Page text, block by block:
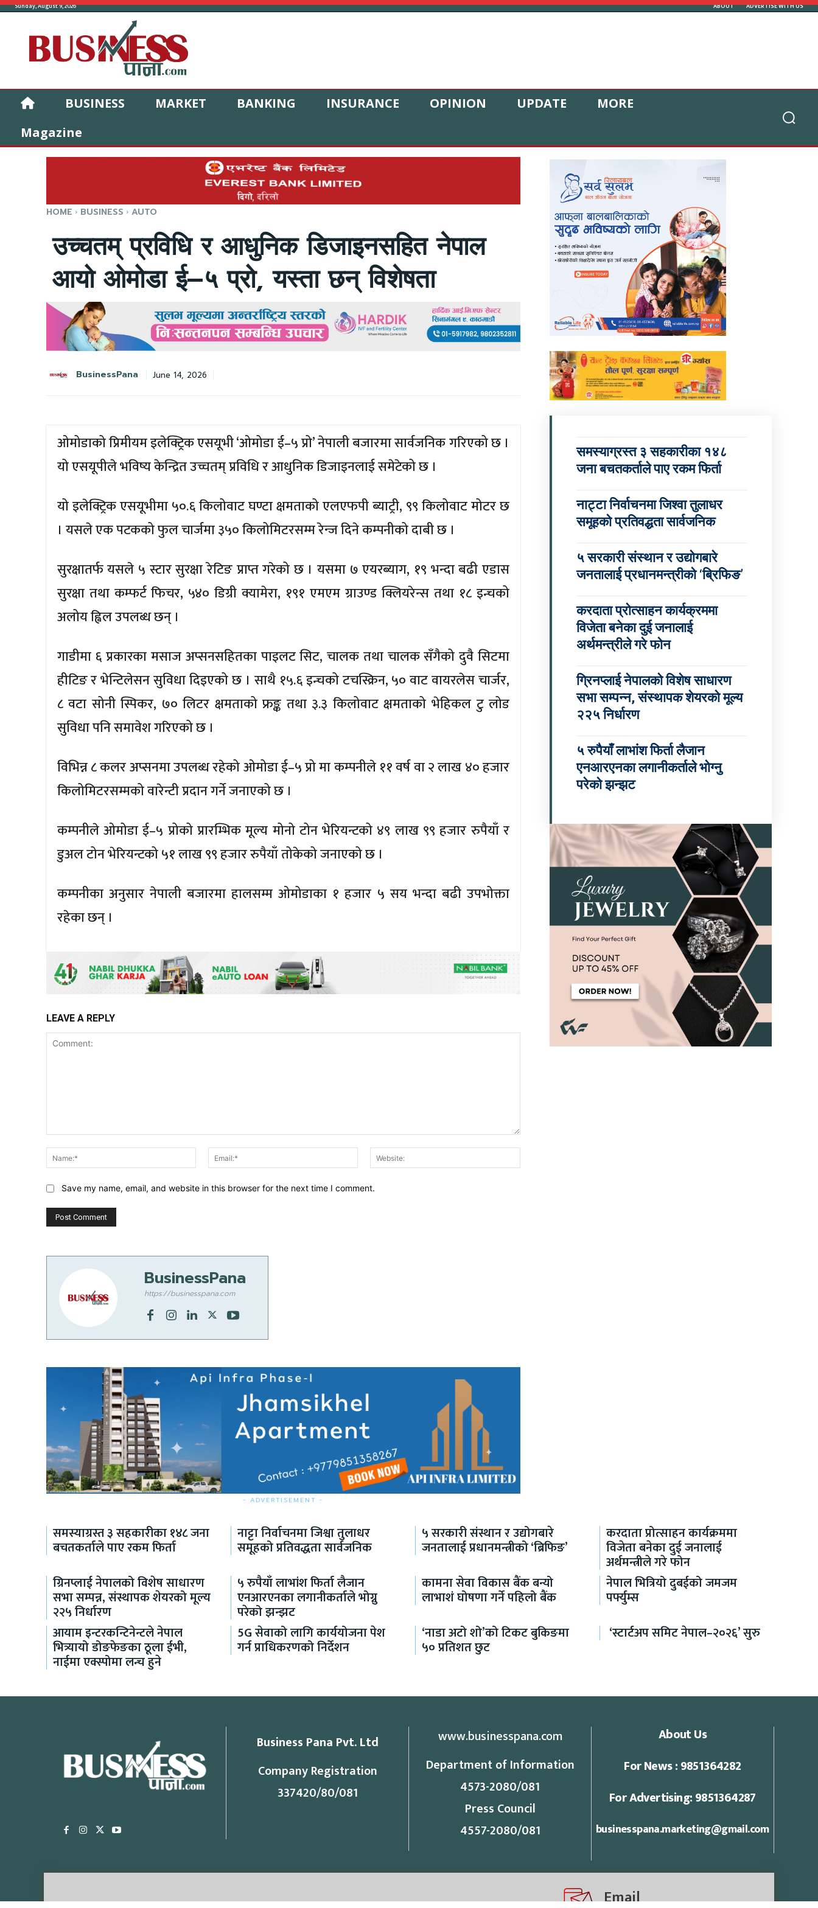
Sunday, August 9, 2026 ABOUT ADVERTISE WITH US
BUSINESS MARKET BANKING INSURANCE OPINION UPDATE
MORE
Magazine
HOME BUSINESS AUTO
उच्चतम् प्रविधि र आधुनिक डिजाइनसहित नेपाल
आयो ओमोडा ई–५ प्रो, यस्ता छन् विशेषता
BusinessPana June 14, 2026
ओमोडाको प्रिमीयम इलेक्ट्रिक एसयूभी ‘ओमोडा ई–५ प्रो’ नेपाली बजारमा सार्वजनिक गरिएको छ ।
यो एसयूपीले भविष्य केन्द्रित उच्चतम् प्रविधि र आधुनिक डिजाइनलाई समेटेको छ ।
यो इलेक्ट्रिक एसयूभीमा ५०.६ किलोवाट घण्टा क्षमताको एलएफपी ब्याट्री, ९९ किलोवाट मोटर छ
। यसले एक पटकको फुल चार्जमा ३५० किलोमिटरसम्म रेन्ज दिने कम्पनीको दाबी छ ।
सुरक्षातर्फ यसले ५ स्टार सुरक्षा रेटिङ प्राप्त गरेको छ । यसमा ७ एयरब्याग, १९ भन्दा बढी एडास
सुरक्षा तथा कम्फर्ट फिचर, ५४० डिग्री क्यामेरा, १९१ एमएम ग्राउण्ड क्लियरेन्स तथा १८ इन्चको
अलोय ह्विल उपलब्ध छन् ।
गाडीमा ६ प्रकारका मसाज अप्सनसहितका पाइलट सिट, चालक तथा चालक सँगैको दुवै सिटमा
हीटिङ र भेन्टिलेसन सुविधा दिइएको छ । साथै १५.६ इन्चको टचस्क्रिन, ५० वाट वायरलेस चार्जर,
८ वटा सोनी स्पिकर, ७० लिटर क्षमताको फ्रङ्क तथा ३.३ किलोवाट क्षमताको भेहिकल टु लोड
सुविधा पनि समावेश गरिएको छ ।
विभिन्न ८ कलर अप्सनमा उपलब्ध रहेको ओमोडा ई–५ प्रो मा कम्पनीले ११ वर्ष वा २ लाख ४० हजार
किलोमिटरसम्मको वारेन्टी प्रदान गर्ने जनाएको छ ।
कम्पनीले ओमोडा ई–५ प्रोको प्रारम्भिक मूल्य मोनो टोन भेरियन्टको ४९ लाख ९९ हजार रुपैयाँ र
डुअल टोन भेरियन्टको ५१ लाख ९९ हजार रुपैयाँ तोकेको जनाएको छ ।
कम्पनीका अनुसार नेपाली बजारमा हालसम्म ओमोडाका १ हजार ५ सय भन्दा बढी उपभोक्ता
रहेका छन् ।
LEAVE A REPLY
Name:*
Email:*
Save my name, email, and website in this browser for the next time I comment.
BusinessPana
https://businesspana.com
- ADVERTISEMENT -
समस्याग्रस्त ३ सहकारीका १४८
जना बचतकर्ताले पाए रकम फिर्ता
नाट्टा निर्वाचनमा जिश्वा तुलाधर
समूहको प्रतिवद्धता सार्वजनिक
५ सरकारी संस्थान र उद्योगबारे
जनतालाई प्रधानमन्त्रीको ‘ब्रिफिङ’
करदाता प्रोत्साहन कार्यक्रममा
विजेता बनेका दुई जनालाई
अर्थमन्त्रीले गरे फोन
ग्रिनप्लाई नेपालको विशेष साधारण
सभा सम्पन्न, संस्थापक शेयरको मूल्य
२२५ निर्धारण
५ रुपैयाँ लाभांश फिर्ता लैजान
एनआरएनका लगानीकर्ताले भोग्नु
परेको झन्झट
समस्याग्रस्त ३ सहकारीका १४८ जना
बचतकर्ताले पाए रकम फिर्ता
नाट्टा निर्वाचनमा जिश्वा तुलाधर
समूहको प्रतिवद्धता सार्वजनिक
५ सरकारी संस्थान र उद्योगबारे
जनतालाई प्रधानमन्त्रीको ‘ब्रिफिङ’
करदाता प्रोत्साहन कार्यक्रममा
विजेता बनेका दुई जनालाई
अर्थमन्त्रीले गरे फोन
ग्रिनप्लाई नेपालको विशेष साधारण
सभा सम्पन्न, संस्थापक शेयरको मूल्य
२२५ निर्धारण
५ रुपैयाँ लाभांश फिर्ता लैजान
एनआरएनका लगानीकर्ताले भोग्नु
परेको झन्झट
कामना सेवा विकास बैंक बन्यो
लाभाशं घोषणा गर्ने पहिलो बैंक
नेपाल भित्रियो दुबईको जमजम
पर्फ्युम्स
आयाम इन्टरकन्टिनेन्टले नेपाल
भित्र्यायो डोङफेङका ठूला ईभी,
नाईमा एक्स्पोमा लन्च हुने
5G सेवाको लागि कार्ययोजना पेश
गर्न प्राधिकरणको निर्देशन
‘नाडा अटो शो’को टिकट बुकिङमा
५० प्रतिशत छुट
‘स्टार्टअप समिट नेपाल–२०२६’ सुरु
Business Pana Pvt. Ltd
Company Registration
337420/80/081
www.businesspana.com
Department of Information
4573-2080/081
Press Council
4557-2080/081
About Us
For News : 9851364282
For Advertising: 9851364287
businesspana.marketing@gmail.com
Email